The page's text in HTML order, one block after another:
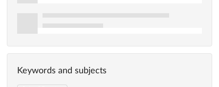
Keywords and subjects